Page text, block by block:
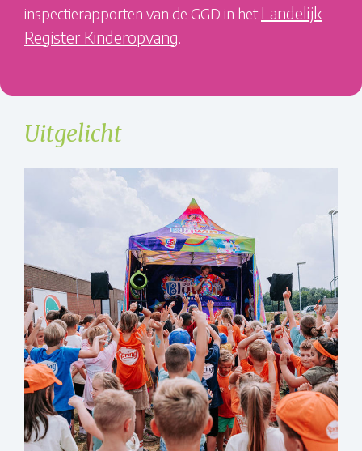
inspectierapporten van de GGD in hetLandelijk
Register Kinderopvang.
Uitgelicht